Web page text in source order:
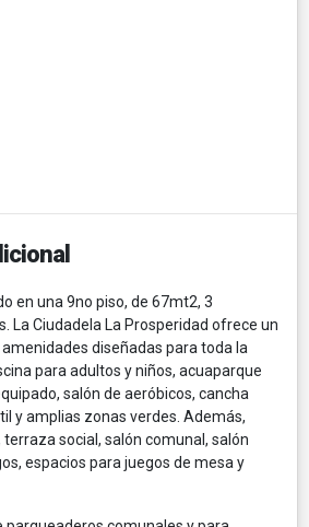
en una 9no piso, de 67mt2, 3
La Ciudadela La Prosperidad ofrece un
diseñadas para toda la
para adultos y niños, acuaparque
salón de aeróbicos, cancha
y amplias zonas verdes. Además,
social, salón comunal, salón
espacios para juegos de mesa y